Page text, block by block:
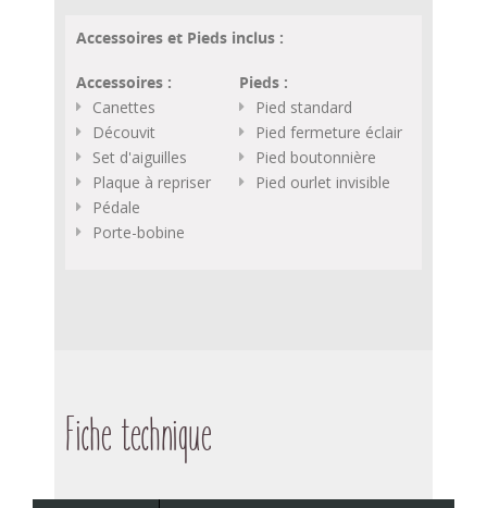
Accessoires et Pieds inclus :
Accessoires :
Canettes
Découvit
Set d'aiguilles
Plaque à repriser
Pédale
Porte-bobine
Pieds :
Pied standard
Pied fermeture éclair
Pied boutonnière
Pied ourlet invisible
Fiche technique